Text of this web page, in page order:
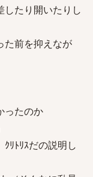
したり開いたりし
た前を抑えなが
ったのか
ﾘﾄﾘｽだの説明し